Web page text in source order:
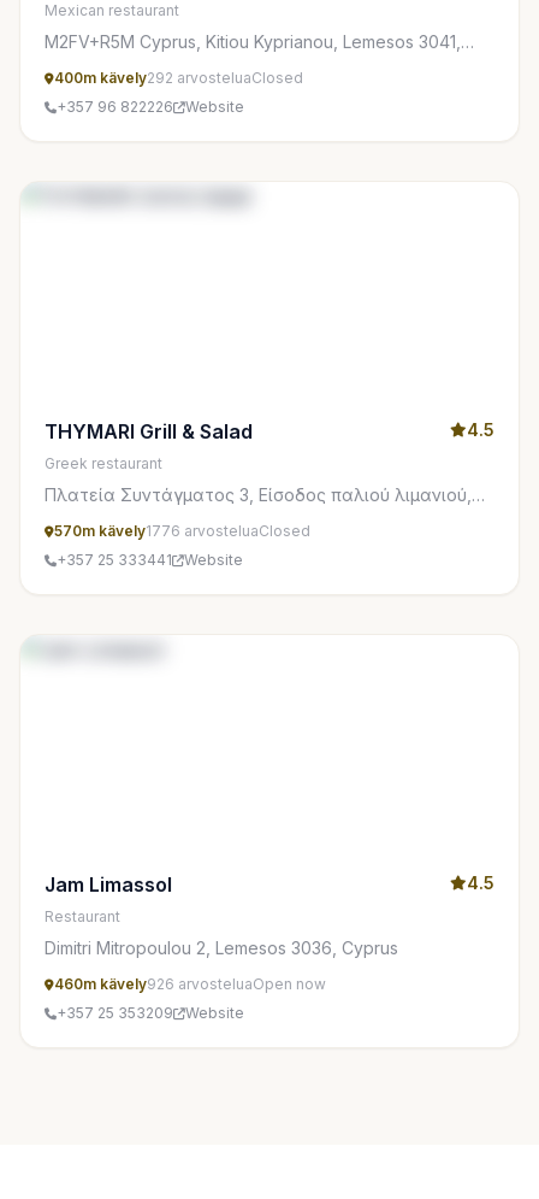
Mexican restaurant
M2FV+R5M Cyprus, Kitiou Kyprianou, Lemesos 3041,
400m kävely292 arvosteluaClosed
+357 96 822226
Website
THYMARI Grill & Salad 4.5
Greek restaurant
Πλατεία Συντάγματος 3, Είσοδος παλιού λιμανιού,
570m kävely1776 arvosteluaClosed
+357 25 333441
Website
Jam Limassol 4.5
Restaurant
Dimitri Mitropoulou 2, Lemesos 3036, Cyprus
460m kävely926 arvosteluaOpen now
+357 25 353209
Website